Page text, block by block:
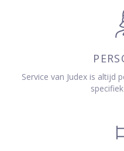
Service van Judex is altijd